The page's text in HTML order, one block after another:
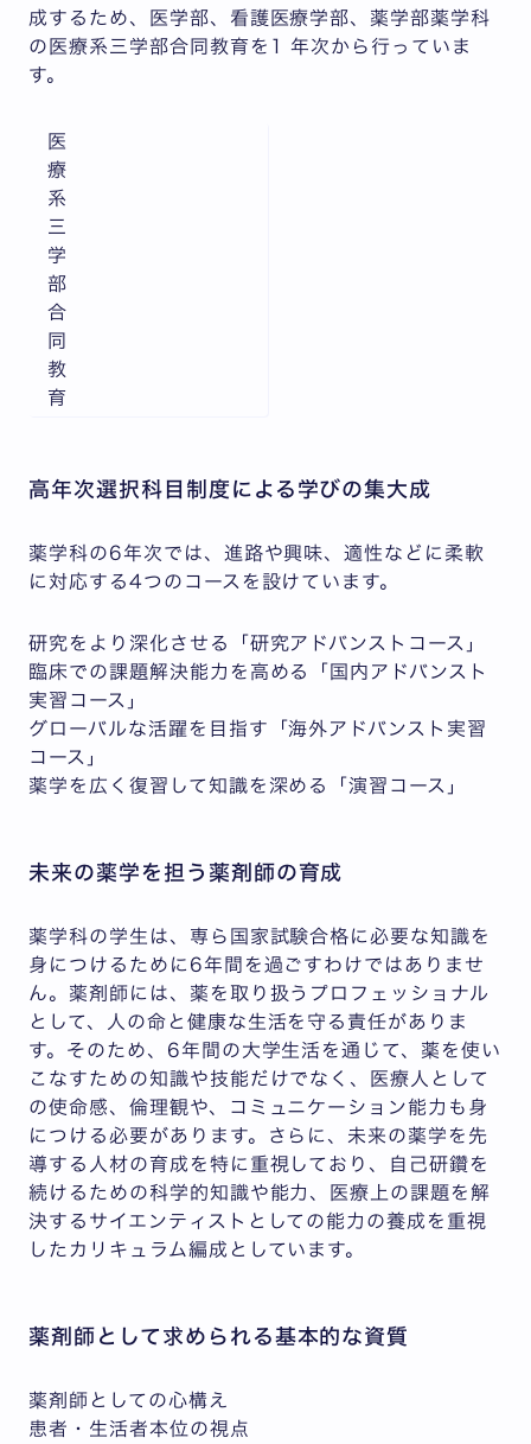
成するため、医学部、看護医療学部、薬学部薬学科
の医療系三学部合同教育を1 年次から行っていま
す。
医
療
系
三
学
部
合
同
教
育
高年次選択科目制度による学びの集大成
薬学科の6年次では、進路や興味、適性などに柔軟
に対応する4つのコースを設けています。
研究をより深化させる「研究アドバンストコース」
臨床での課題解決能力を高める「国内アドバンスト
実習コース」
グローバルな活躍を目指す「海外アドバンスト実習
コース」
薬学を広く復習して知識を深める「演習コース」
未来の薬学を担う薬剤師の育成
薬学科の学生は、専ら国家試験合格に必要な知識を
身につけるために6年間を過ごすわけではありませ
ん。薬剤師には、薬を取り扱うプロフェッショナル
として、人の命と健康な生活を守る責任がありま
す。そのため、6年間の大学生活を通じて、薬を使い
こなすための知識や技能だけでなく、医療人として
の使命感、倫理観や、コミュニケーション能力も身
につける必要があります。さらに、未来の薬学を先
導する人材の育成を特に重視しており、自己研鑽を
続けるための科学的知識や能力、医療上の課題を解
決するサイエンティストとしての能力の養成を重視
したカリキュラム編成としています。
薬剤師として求められる基本的な資質
薬剤師としての心構え
患者・生活者本位の視点